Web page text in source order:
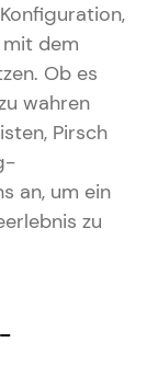
dem
Ob es
wahren
Pirsch
an, um ein
zu